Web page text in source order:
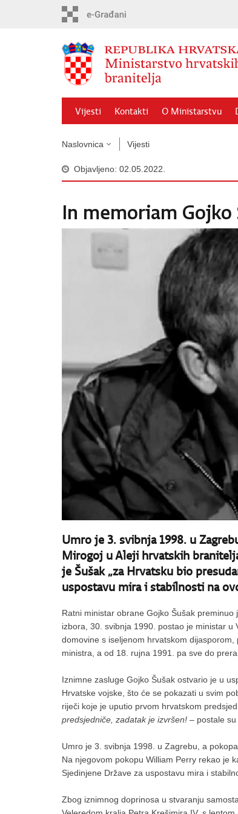
Vijesti Kontakti O Ministarstvu
Naslovnica Vijesti
Objavljeno: 02.05.2022.
In memoriam Gojko
Umro je 3. svibnja 1998. u
Mirogoj u Aleji hrvatskih
je Šušak „za Hrvatsku bio
uspostavu mira i stabilnosti na
Ratni ministar obrane Gojko Šušak
izbora, 30. svibnja 1990. postao je ministar
domovine s iseljenom hrvatskom
ministra, a od 18. rujna 1991. pa sve do
Iznimne zasluge Gojko Šušak ostvario je u
Hrvatske vojske, što će se pokazati u svim
riječi koje je uputio prvom hrvatskom
predsjedniče, zadatak je izvršen! – postale
Umro je 3. svibnja 1998. u Zagrebu, a
Na njegovom pokopu William Perry rekao je
Sjedinjene Države za uspostavu mira i
Zbog iznimnog doprinosa u stvaranju